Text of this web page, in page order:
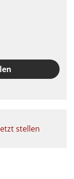
stellen